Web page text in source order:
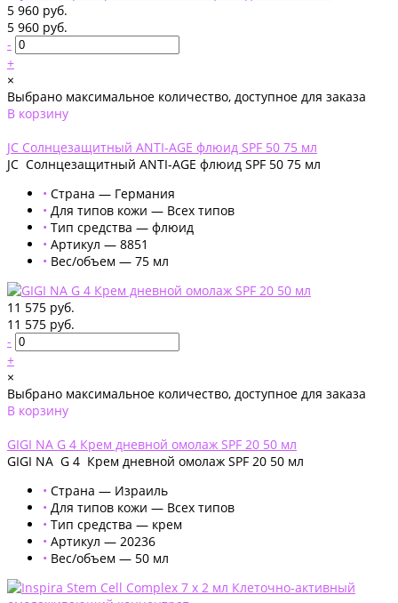
5 960 руб.
5 960 руб.
-
+
×
Выбрано максимальное количество, доступное для заказа
В корзину
JС Солнцезащитный ANTI-AGE флюид SPF 50 75 мл
JС Солнцезащитный ANTI-AGE флюид SPF 50 75 мл
• Страна — Германия
• Для типов кожи — Всех типов
• Тип средства — флюид
• Артикул — 8851
• Вес/объем — 75 мл
11 575 руб.
11 575 руб.
-
+
×
Выбрано максимальное количество, доступное для заказа
В корзину
GIGI NA G 4 Крем дневной омолаж SPF 20 50 мл
GIGI NA G 4 Крем дневной омолаж SPF 20 50 мл
• Страна — Израиль
• Для типов кожи — Всех типов
• Тип средства — крем
• Артикул — 20236
• Вес/объем — 50 мл